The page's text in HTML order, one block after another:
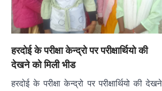
हरदोई के परीक्षा केन्द्रो पर परीक्षार्थियो की
देखने को मिली भीड
हरदोई के परीक्षा केन्द्रो पर परीक्षार्थियो की देखने